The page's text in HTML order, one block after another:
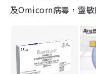
及Omicorn病毒，靈